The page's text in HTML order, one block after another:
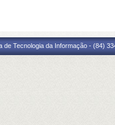
de Tecnologia da Informação - (84)